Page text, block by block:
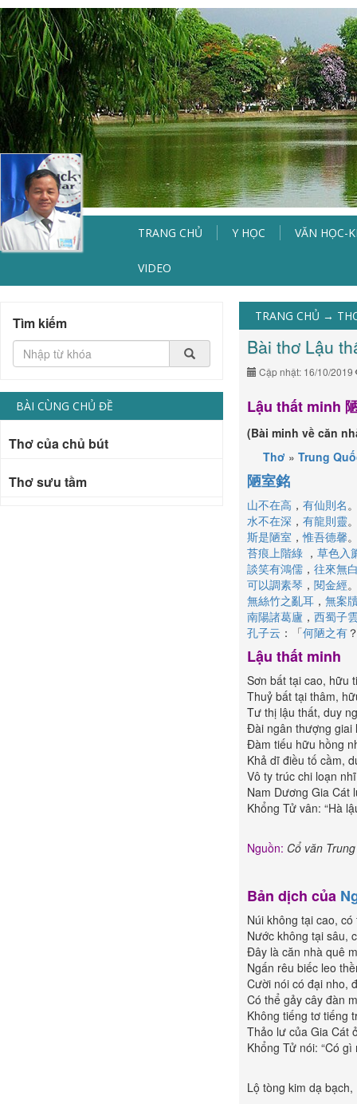
TRANG CHỦ Y HỌC VĂN HỌC-
VIDEO
TRANG CHỦ →
Bài thơ Lậu
Cập nhật: 16/10/2019
Lậu thất minh
(Bài minh về căn
Thơ » Trung
陋室銘
山不在高 ， 有仙則名
水不在深 ， 有龍則靈
斯是陋室 ，惟吾德馨
苔痕上階綠 ， 草色入
談笑有鴻儒 ， 往來無
可以調素琴 ， 閱金經
無絲竹之亂耳 ， 無案
南陽諸葛廬 ， 西蜀子
孔子云 ：「何陋之有
Lậu thất minh
Sơn bất tại cao, hữu
Thuỷ bất tại thâm,
Tư thị lậu thất, duy
Ðài ngân thượng giai
Ðàm tiếu hữu hồng
Khả dĩ điều tố cầm,
Vô ty trúc chi loạn
Nam Dương Gia Cát
Khổng Tử vân: “Hà
Nguồn: Cổ văn
Bản dịch của
Núi không tại cao,
Nước không tại sâu,
Ðây là căn nhà quê
Ngấn rêu biếc leo
Cười nói có đại nho,
Có thể gảy cây đàn
Không tiếng tơ tiếng
Thảo lư của Gia Cát
Khổng Tử nói: “Có gì
Lộ tòng kim dạ bạch,
Tìm kiếm
BÀI CÙNG CHỦ ĐỀ
Thơ của chủ bút
Thơ sưu tầm